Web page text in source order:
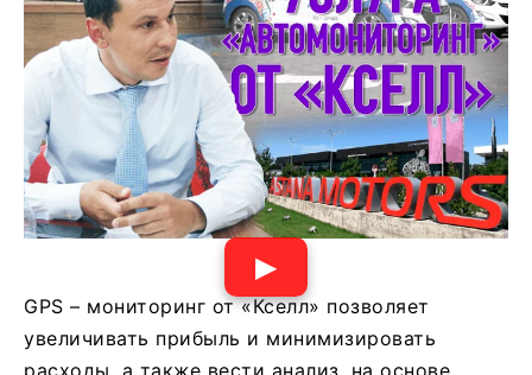
▶
GPS – мониторинг от «Кселл» позволяет
увеличивать прибыль и минимизировать
расходы, а также вести анализ, на основе